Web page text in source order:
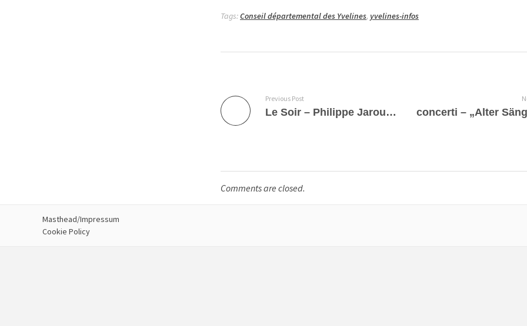
Tags:Conseil départemental des Yvelines, yvelines-infos
Previous Post
Le Soir – Philippe Jaroussky Ombra mai fu
Comments are closed.
Masthead/Impressum
Cookie Policy